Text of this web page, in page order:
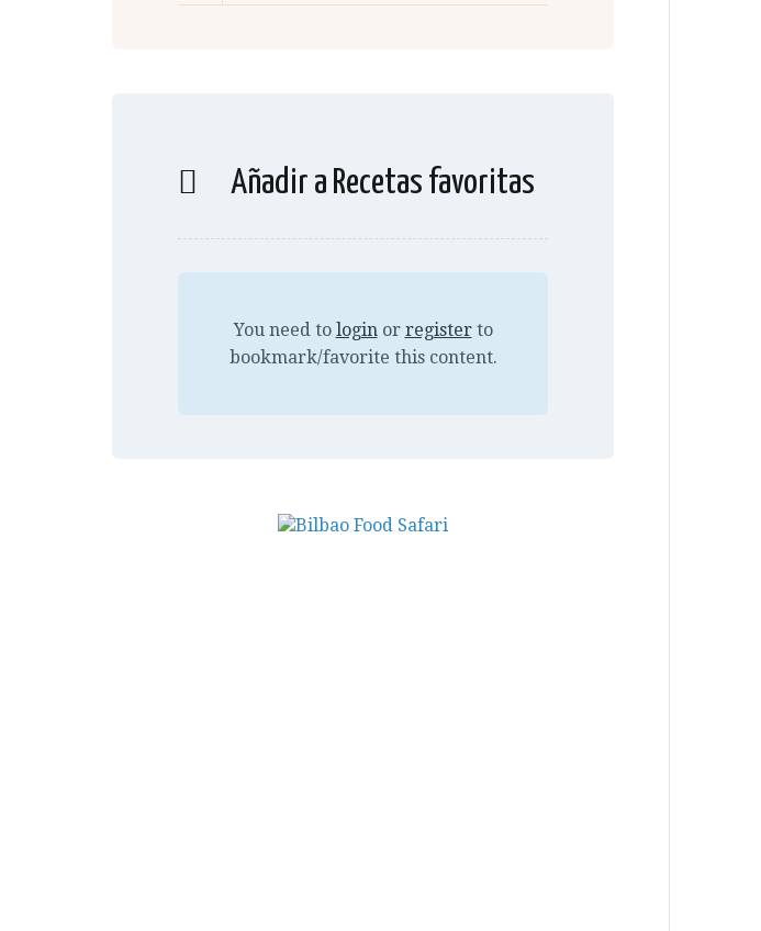
Añadir a Recetas favoritas
You need to loginor registerto
bookmark/favorite this content.